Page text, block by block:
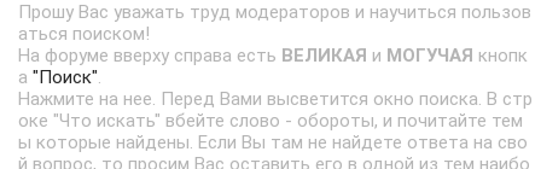
Прошу Вас уважать труд модераторов и научиться пользов
аться поиском!
На форуме вверху справа есть ВЕЛИКАЯ и МОГУЧАЯ кнопк
а "Поиск".
Нажмите на нее. Перед Вами высветится окно поиска. В стр
оке "Что искать" вбейте слово - обороты, и почитайте тем
ы которые найдены. Если Вы там не найдете ответа на сво
й вопрос, то просим Вас оставить его в одной из тем наибо